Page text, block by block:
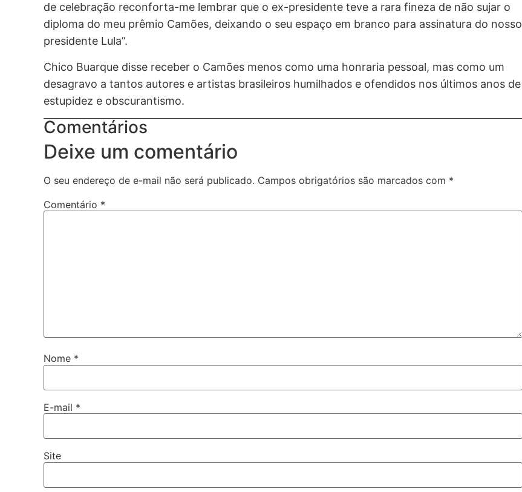
de celebração reconforta-me lembrar que o ex-presidente teve a rara fineza de não sujar o
diploma do meu prêmio Camões, deixando o seu espaço em branco para assinatura do nosso
presidente Lula”.
Chico Buarque disse receber o Camões menos como uma honraria pessoal, mas como um
desagravo a tantos autores e artistas brasileiros humilhados e ofendidos nos últimos anos de
estupidez e obscurantismo.
Comentários
Deixe um comentário
O seu endereço de e-mail não será publicado. Campos obrigatórios são marcados com *
Comentário *
Nome *
E-mail *
Site